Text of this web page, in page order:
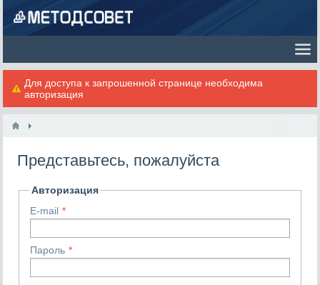
Для доступа к запрошенной странице необходима
авторизация
Представьтесь, пожалуйста
Авторизация
E-mail
Пароль